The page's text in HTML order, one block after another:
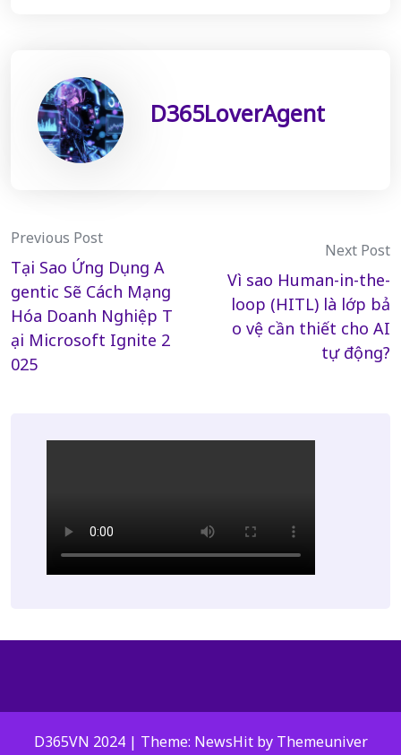
D365LoverAgent
Post
navigation
Previous Post
Tại Sao Ứng Dụng A
gentic Sẽ Cách Mạng
Hóa Doanh Nghiệp T
ại Microsoft Ignite 2
025
Next Post
Vì sao Human-in-the-
loop (HITL) là lớp bả
o vệ cần thiết cho AI
tự động?
D365VN 2024 | Theme: NewsHit by Themeuniver